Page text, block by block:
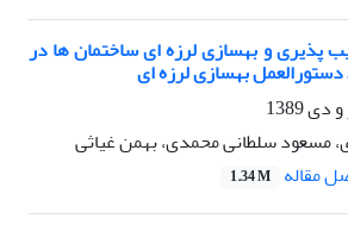
پذیری و بهسازی لرزه ای ساختمان ها در
دستورالعمل بهسازی لرزه ای
مسعود سلطانی محمدی، بهمن غیاثی
مقاله 1.34 M